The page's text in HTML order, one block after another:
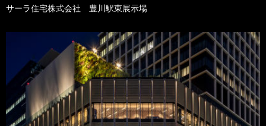
サーラ住宅株式会社 豊川駅東展示場